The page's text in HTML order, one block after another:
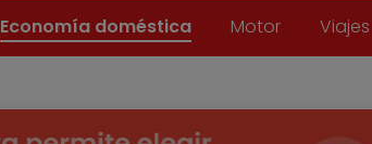
Economía doméstica Motor Viajes